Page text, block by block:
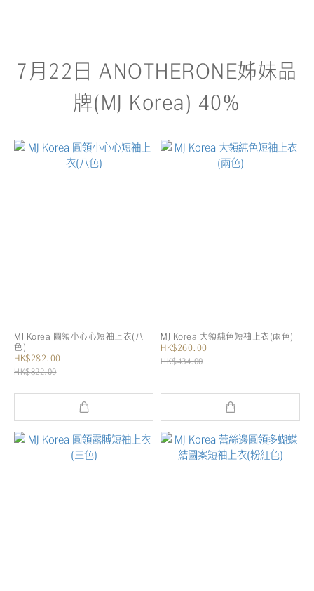
7月22日 ANOTHERONE姊妹品
牌(MJ Korea) 40%
MJ Korea 圓領小心心短袖上衣(八
色)
HK$282.00
HK$822.00
MJ Korea 大領純色短袖上衣(兩色)
HK$260.00
HK$434.00